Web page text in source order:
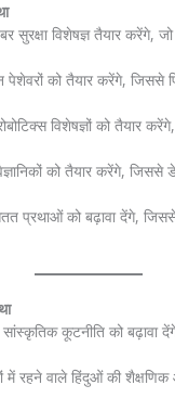
सुरक्षा विशेषज्ञ तैयार करेंगे,
को तैयार करेंगे, जिससे
विशेषज्ञों को तैयार
को तैयार करेंगे, जिससे
प्रथाओं को बढ़ावा देंगे, जिससे
कूटनीति को बढ़ावा
में रहने वाले हिंदुओं की